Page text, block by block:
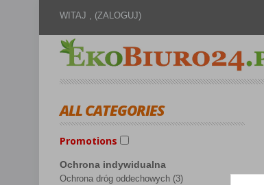
WITAJ , (ZALOGUJ)
ALL CATEGORIES
Promotions
Ochrona indywidualna
Ochrona dróg oddechowych (3)